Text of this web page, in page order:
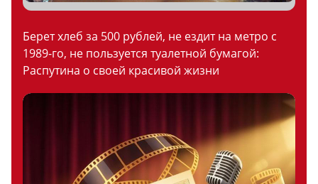
Берет хлеб за 500 рублей, не ездит на метро с
1989-го, не пользуется туалетной бумагой:
Распутина о своей красивой жизни